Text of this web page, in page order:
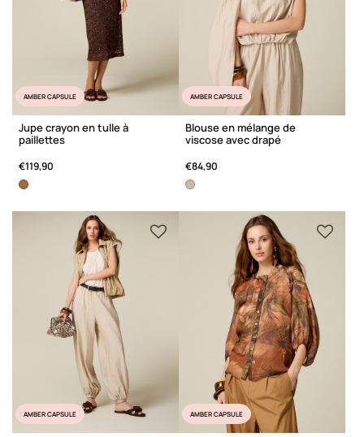
AMBER CAPSULE
Jupe crayon en tulle à
paillettes
€119,90
AMBER CAPSULE
Blouse en mélange de
viscose avec drapé
€84,90
AMBER CAPSULE AMBER CAPSULE